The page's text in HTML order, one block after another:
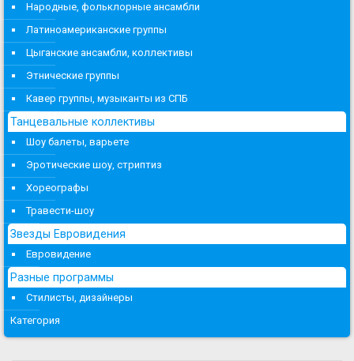
Народные, фольклорные ансамбли
Латиноамериканские группы
Цыганские ансамбли, коллективы
Этнические группы
Кавер группы, музыканты из СПБ
Танцевальные коллективы
Шоу балеты, варьете
Эротические шоу, стриптиз
Хореографы
Травести-шоу
Звезды Евровидения
Евровидение
Разные программы
Стилисты, дизайнеры
Категория